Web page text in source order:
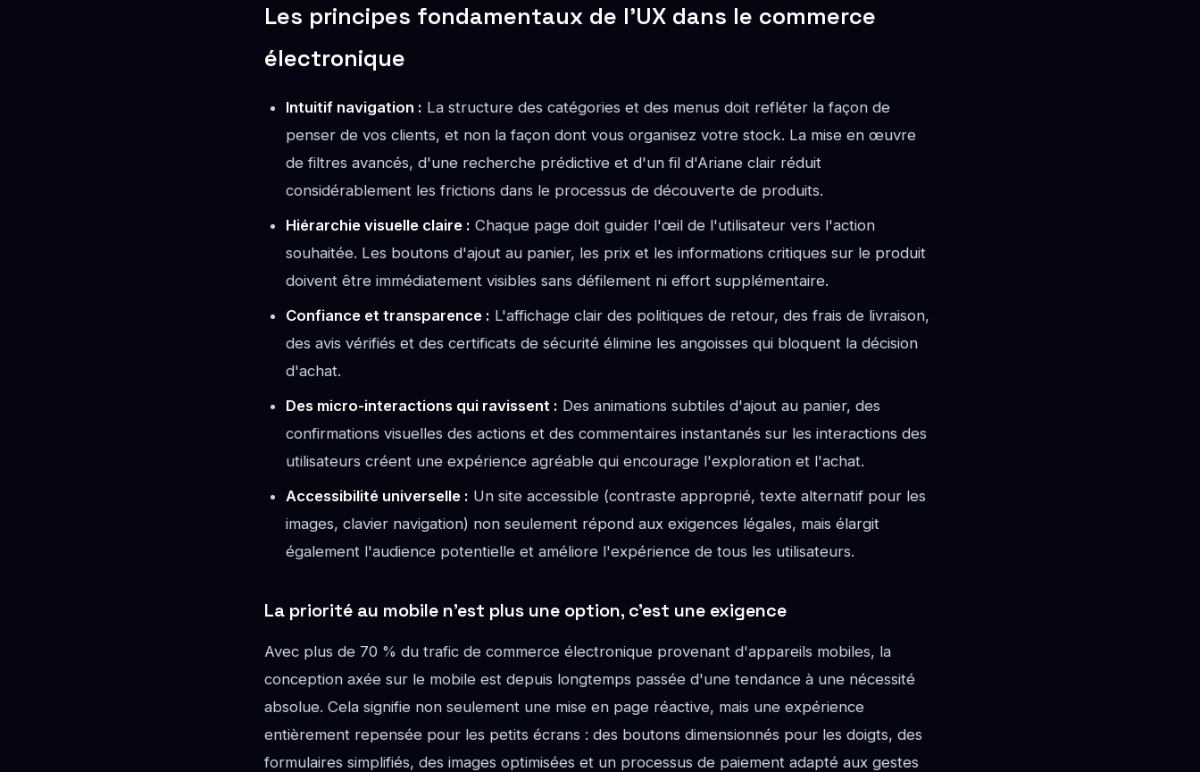
Les principes fondamentaux de l'UX dans le commerce
électronique
Intuitif navigation : La structure des catégories et des menus doit refléter la façon de
penser de vos clients, et non la façon dont vous organisez votre stock. La mise en œuvre
de filtres avancés, d'une recherche prédictive et d'un fil d'Ariane clair réduit
considérablement les frictions dans le processus de découverte de produits.
Hiérarchie visuelle claire : Chaque page doit guider l'œil de l'utilisateur vers l'action
souhaitée. Les boutons d'ajout au panier, les prix et les informations critiques sur le produit
doivent être immédiatement visibles sans défilement ni effort supplémentaire.
Confiance et transparence : L'affichage clair des politiques de retour, des frais de livraison,
des avis vérifiés et des certificats de sécurité élimine les angoisses qui bloquent la décision
d'achat.
Des micro-interactions qui ravissent : Des animations subtiles d'ajout au panier, des
confirmations visuelles des actions et des commentaires instantanés sur les interactions des
utilisateurs créent une expérience agréable qui encourage l'exploration et l'achat.
Accessibilité universelle : Un site accessible (contraste approprié, texte alternatif pour les
images, clavier navigation) non seulement répond aux exigences légales, mais élargit
également l'audience potentielle et améliore l'expérience de tous les utilisateurs.
La priorité au mobile n'est plus une option, c'est une exigence
Avec plus de 70 % du trafic de commerce électronique provenant d'appareils mobiles, la
conception axée sur le mobile est depuis longtemps passée d'une tendance à une nécessité
absolue. Cela signifie non seulement une mise en page réactive, mais une expérience
entièrement repensée pour les petits écrans : des boutons dimensionnés pour les doigts, des
formulaires simplifiés, des images optimisées et un processus de paiement adapté aux gestes